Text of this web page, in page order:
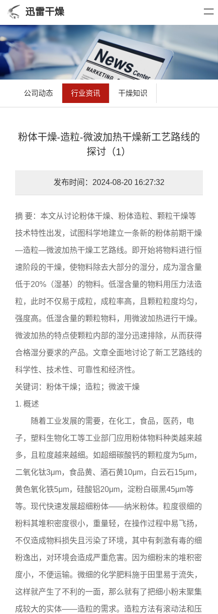
迅雷干燥
公司动态 行业资讯 干燥知识
粉体干燥-造粒-微波加热干燥新工艺路线的
探讨（1）
发布时间：2024-08-20 16:27:32
摘 要：本文从讨论粉体干燥、粉体造粒、颗粒干燥等
技术特性出发，试图科学地建立一条新的粉体前期干燥
—造粒—微波加热干燥工艺路线。即开始将物料进行恒
速阶段的干燥，使物料除去大部分的湿分，成为湿含量
低于20%（湿基）的物料。低湿含量的物料用压力法造
粒，此时不仅易于成粒，成粒率高，且颗粒粒度均匀，
强度高。低湿含量的颗粒物料，用微波加热进行干燥。
微波加热的特点使颗粒内部的湿分迅速排除，从而获得
合格湿分要求的产品。文章全面地讨论了新工艺路线的
科学性、技术性、可靠性和经济性。
关键词：粉体干燥；造粒；微波干燥
1. 概述
随着工业发展的需要，在化工，食品，医药，电
子，塑料生物化工等工业部门应用粉体物料种类越来越
多，且粒度越来越细。如超细碳酸钙的颗粒度为5μm，
二氧化钛3μm，食品黄、酒石黄10μm，白云石15μm，
黄色氧化铁5μm，硅酸铝20μm，淀粉白碳黑45μm等
等。现代快速发展超细粉体——纳米粉体。粒度很细的
粉料其堆积密度很小，重量轻，在操作过程中易飞扬，
不仅造成物料损失且污染了环境，其中有刺激有毒的细
粉逸出，对环境会造成严重危害。因为细粉末的堆积密
度小，不便运输。微细的化学肥料施于田里易于流失，
这样就产生了不利的一面，那么就有了把细小粉末聚集
成较大的实体——造粒的需求。造粒方法有滚动法和压